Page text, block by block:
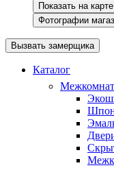
Показать на карте
Фотографии
Вызвать замерщика
Каталог